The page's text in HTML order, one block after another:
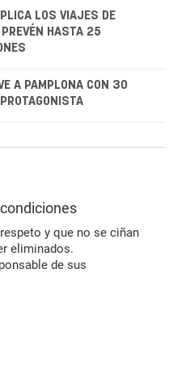
LOS VIAJES DE
HASTA 25
A PAMPLONA CON 30
y que no se ciñan
eliminados.
de sus